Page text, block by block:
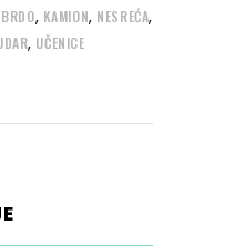
, KAMION, NESREĆA,
, UČENICE